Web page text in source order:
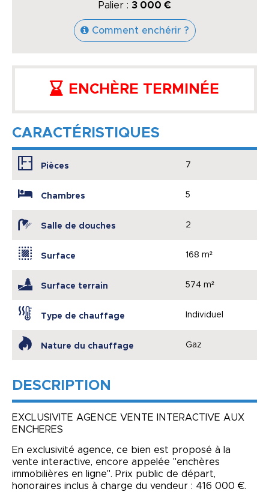
Palier : 3 000 €
Comment enchérir ?
ENCHÈRE TERMINÉE
CARACTÉRISTIQUES
Pièces 7
Chambres 5
Salle de douches 2
Surface 168 m²
Surface terrain 574 m²
Type de chauffage Individuel
Nature du chauffage Gaz
DESCRIPTION
EXCLUSIVITE AGENCE VENTE INTERACTIVE AUX
ENCHERES
En exclusivité agence, ce bien est proposé à la
vente interactive, encore appelée "enchères
immobilières en ligne". Prix public de départ,
honoraires inclus à charge du vendeur : 416 000 €.